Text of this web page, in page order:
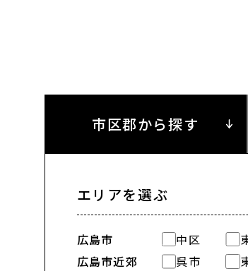
市区郡から探す
エリアを選ぶ
広島市 中区
広島市近郊
呉市